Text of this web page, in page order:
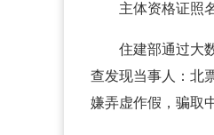
主体资格证
住建部通过大
查发现当事人：北
嫌弄虚作假，骗取